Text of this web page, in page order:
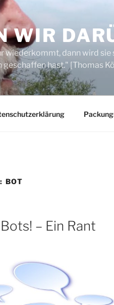
WIR
wiederkommt, dann wird
geschaffen hast." [Thomas
BOT
– Ein Rant